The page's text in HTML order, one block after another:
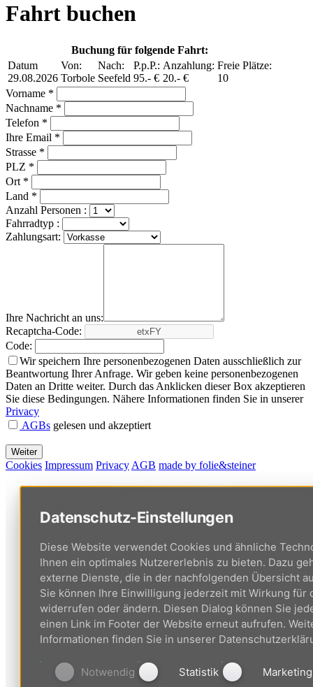
Fahrt buchen
Buchung für folgende Fahrt:
Datum
29.08.2026
Von:
Torbole
Nach:
Seefeld
P.p.P.:
95.- €
Anzahlung:
20.- €
Freie Plätze:
10
Vorname *
Nachname *
Telefon *
Ihre Email *
Strasse *
PLZ *
Ort *
Land *
Anzahl Personen :
Fahrradtyp :
Zahlungsart:
Ihre Nachricht an uns:
Recaptcha-Code:
Code:
Wir speichern Ihre personenbezogenen Daten ausschließlich zur
Beantwortung Ihrer Anfrage. Wir geben keine personenbezogenen
Daten an Dritte weiter. Durch das Anklicken dieser Box akzeptieren
Sie diese Bedingungen. Nähere Informationen finden Sie in unserer
Privacy
AGBs gelesen und akzeptiert
Cookies Impressum Privacy AGB made by folie&steiner
Datenschutz-Einstellungen
Diese Website verwendet Cookies und ähnliche
Ihnen ein optimales Nutzererlebnis zu bieten. Dazu
externe Dienste, die in der nachfolgenden Übersicht
Sie können Ihre Einwilligung jederzeit mit Wirkung für
widerrufen oder ändern. Diesen Dialog können Sie
einen Link im Footer der Website erneut aufrufen.
Informationen finden Sie in unserer
Notwendig Statistik Marketing